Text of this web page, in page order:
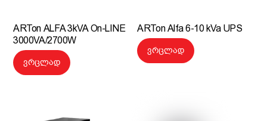
ARTon ALFA 3kVA On-LINE
3000VA/2700W
ვრცლად
ARTon Alfa 6-10 kVa UPS
ვრცლად